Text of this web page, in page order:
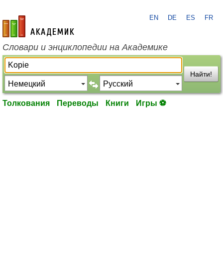
academic.ru
EN DE ES FR
Словари и энциклопедии на Академике
Найти!
Толкования Переводы Книги Игры ⚽